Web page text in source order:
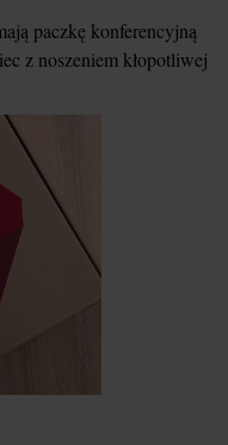
paczkę konferencyjną
z noszeniem kłopotliwej